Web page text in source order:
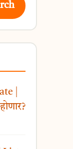
|